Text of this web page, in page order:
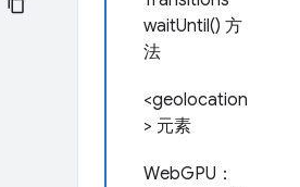
waitUntil() 方
法
<geolocation
> 元素
WebGPU：